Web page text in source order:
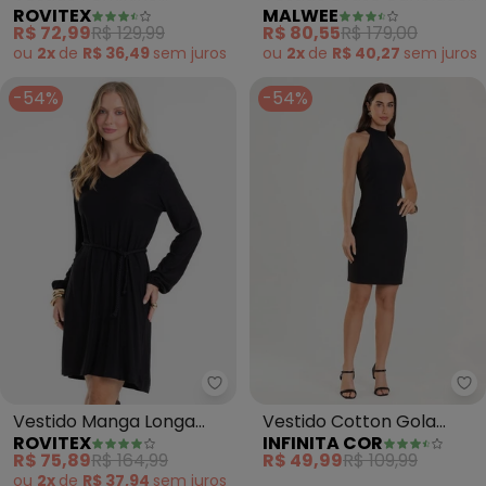
Estampado (Preto)
ROVITEX
R$ 72,99R$ 129,99
ou 2x de R$ 36,49 sem juros
(Preto)
MALWEE
R$ 80,55R$ 179,00
ou 2x de R$ 40,27 sem juros
-54%
Rovitex - Vestido Manga
Vestido Manga Longa
com Cinto (Preto)
ROVITEX
R$ 75,89R$ 164,99
ou 2x de R$ 37,94 sem juros
-54%
Vestido Cotton Gola
Justa (Preto)
INFINITA COR
R$ 49,99R$ 109,99